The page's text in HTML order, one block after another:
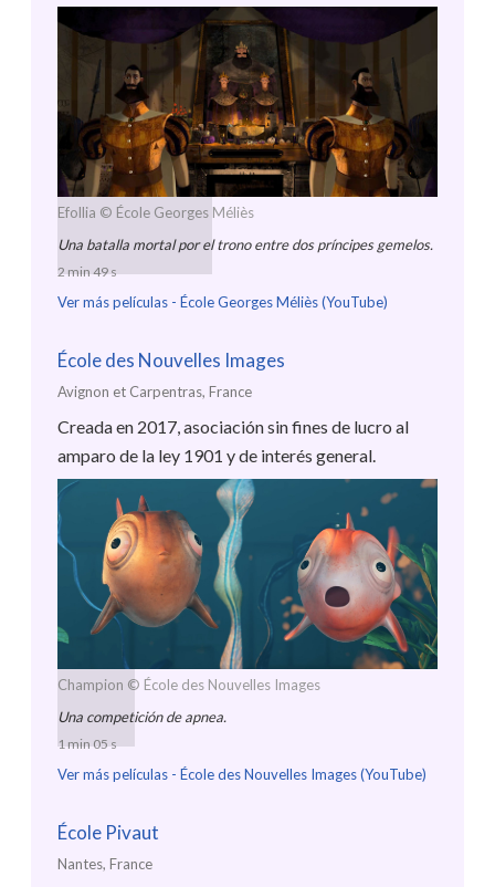
Efollia © École Georges Méliès
Una batalla mortal por el trono entre dos príncipes gemelos.
2 min 49 s
Ver más películas - École Georges Méliès (YouTube)
École des Nouvelles Images
Avignon et Carpentras, France
Creada en 2017, asociación sin fines de lucro al
amparo de la ley 1901 y de interés general.
Champion © École des Nouvelles Images
Una competición de apnea.
1 min 05 s
Ver más películas - École des Nouvelles Images (YouTube)
École Pivaut
Nantes, France